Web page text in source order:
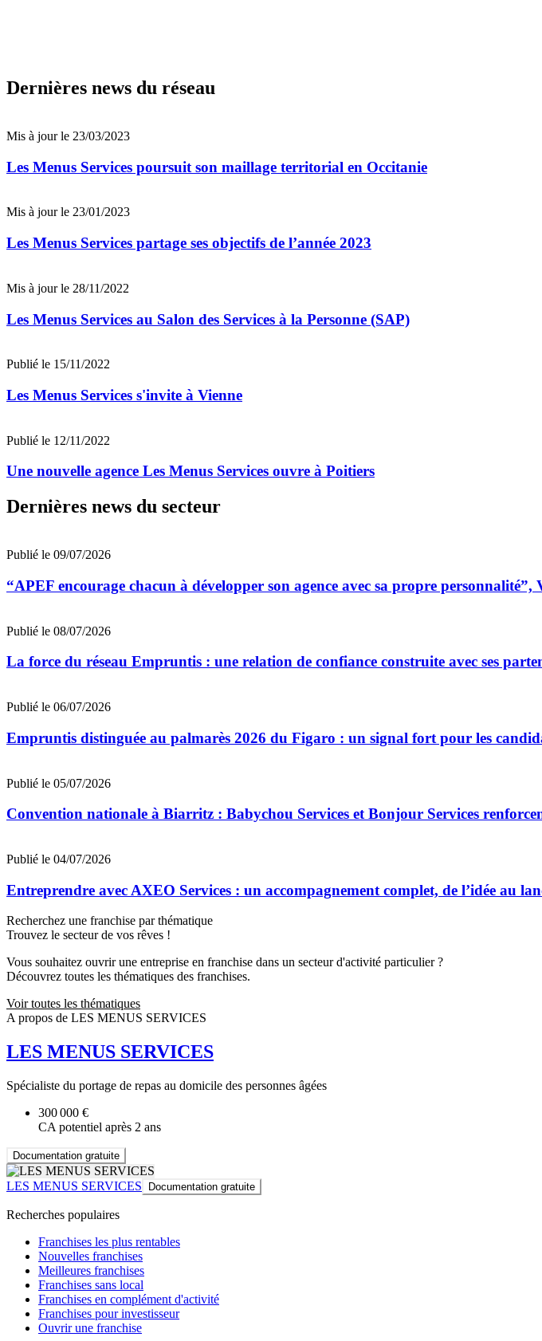
Dernières news du réseau
Mis à jour le 23/03/2023
Les Menus Services poursuit son maillage territorial en Occitanie
Mis à jour le 23/01/2023
Les Menus Services partage ses objectifs de l’année 2023
Mis à jour le 28/11/2022
Les Menus Services au Salon des Services à la Personne (SAP)
Publié le 15/11/2022
Les Menus Services s'invite à Vienne
Publié le 12/11/2022
Une nouvelle agence Les Menus Services ouvre à Poitiers
Dernières news du secteur
Publié le 09/07/2026
“APEF encourage chacun à développer son agence avec sa propre personnalité”,
Publié le 08/07/2026
La force du réseau Empruntis : une relation de confiance construite avec ses
Publié le 06/07/2026
Empruntis distinguée au palmarès 2026 du Figaro : un signal fort pour les
Publié le 05/07/2026
Convention nationale à Biarritz : Babychou Services et Bonjour Services
Publié le 04/07/2026
Entreprendre avec AXEO Services : un accompagnement complet, de l’idée au
Recherchez une franchise par thématique
Trouvez le secteur de vos rêves !
Vous souhaitez ouvrir une entreprise en franchise dans un secteur d'activité particulier ?
Découvrez toutes les thématiques des franchises.
Voir toutes les thématiques
A propos de LES MENUS SERVICES
LES MENUS SERVICES
Spécialiste du portage de repas au domicile des personnes âgées
300 000 €
CA potentiel après 2 ans
Documentation gratuite
LES MENUS SERVICES Documentation gratuite
Recherches populaires
Franchises les plus rentables
Nouvelles franchises
Meilleures franchises
Franchises sans local
Franchises en complément d'activité
Franchises pour investisseur
Ouvrir une franchise